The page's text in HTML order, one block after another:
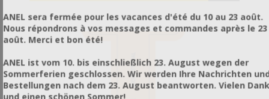
ANEL sera fermée pour les vacances d'été du 10 au 23 août.
Nous répondrons à vos messages et commandes après le 23
août. Merci et bon été!
ANEL ist vom 10. bis einschließlich 23. August wegen der
Sommerferien geschlossen. Wir werden Ihre Nachrichten
Bestellungen nach dem 23. August beantworten. Vielen Dank
und einen schönen Sommer!